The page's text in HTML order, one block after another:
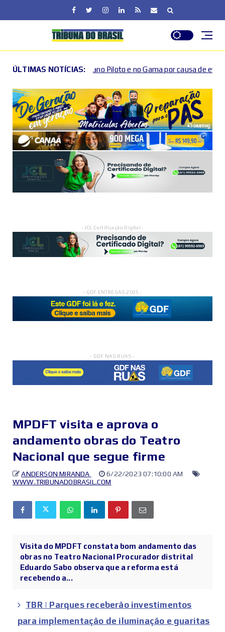
ÚLTIMAS NOTÍCIAS:
Piloto e no Gama por causa de eventos esportivos e culturais
- JCL Certificação Digital -
- GDF ENTREGAS 2025 -
- GDF NAS RUAS -
MPDFT visita e aprova o
andamento obras do Teatro
Nacional que segue firme
ANDERSON MIRANDA
6/22/2023 07:10:00 AM
WWW.TRIBUNADOBRASIL.COM
Visita do MPDFT constata bom andamento das
obras no Teatro Nacional Procurador distrital
Eduardo Sabo observa que a reforma está
recebendo a...
TBR | Parques receberão investimentos
para implementação de iluminação e guaritas